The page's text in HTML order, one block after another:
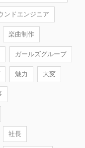
ンドエンジニア
楽曲制作
ガールズグループ
魅力 大変
社長